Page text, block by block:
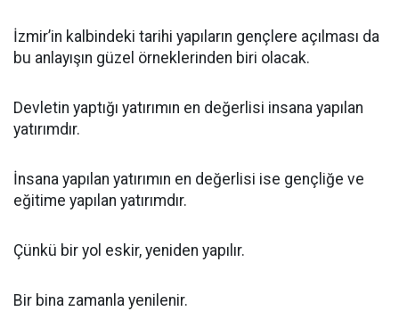
İzmir’in kalbindeki tarihi yapıların gençlere açılması da
bu anlayışın güzel örneklerinden biri olacak.
Devletin yaptığı yatırımın en değerlisi insana yapılan
yatırımdır.
İnsana yapılan yatırımın en değerlisi ise gençliğe ve
eğitime yapılan yatırımdır.
Çünkü bir yol eskir, yeniden yapılır.
Bir bina zamanla yenilenir.